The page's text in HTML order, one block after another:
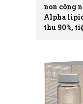
non công
Alpha
thu 90%,